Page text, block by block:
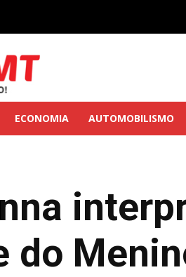
ECONOMIA AUTOMOBILISMO
do